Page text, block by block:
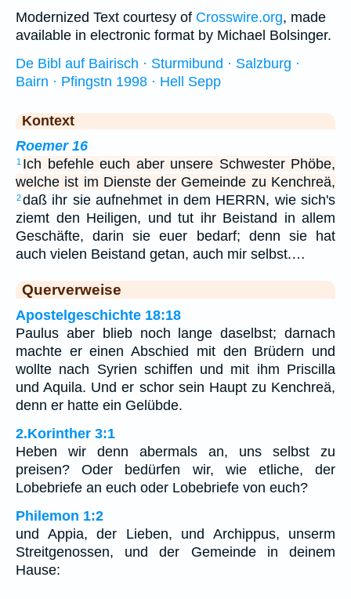
Modernized Text courtesy of Crosswire.org, made
available in electronic format by Michael Bolsinger.
De Bibl auf Bairisch · Sturmibund · Salzburg ·
Bairn · Pfingstn 1998 · Hell Sepp
Kontext
Roemer 16
1 Ich befehle euch aber unsere Schwester Phöbe,
welche ist im Dienste der Gemeinde zu Kenchreä,
2daß ihr sie aufnehmet in dem HERRN, wie sich's
ziemt den Heiligen, und tut ihr Beistand in allem
Geschäfte, darin sie euer bedarf; denn sie hat
auch vielen Beistand getan, auch mir selbst.…
Querverweise
Apostelgeschichte 18:18
Paulus aber blieb noch lange daselbst; darnach
machte er einen Abschied mit den Brüdern und
wollte nach Syrien schiffen und mit ihm Priscilla
und Aquila. Und er schor sein Haupt zu Kenchreä,
denn er hatte ein Gelübde.
2.Korinther 3:1
Heben wir denn abermals an, uns selbst zu
preisen? Oder bedürfen wir, wie etliche, der
Lobebriefe an euch oder Lobebriefe von euch?
Philemon 1:2
und Appia, der Lieben, und Archippus, unserm
Streitgenossen, und der Gemeinde in deinem
Hause: